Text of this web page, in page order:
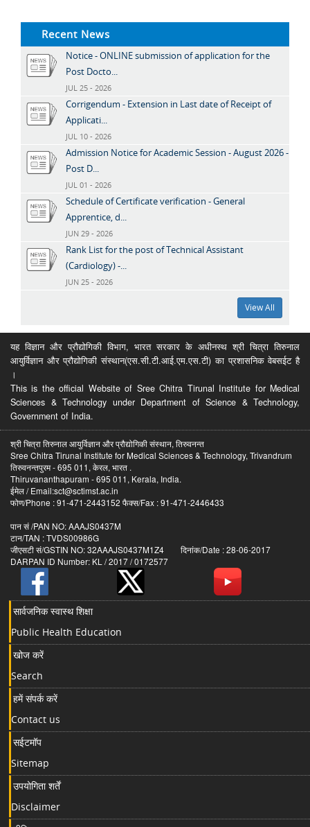
Recent News
Notice - ONLINE submission of application for the
Post Docto...
JUL 25 - 2026
Corrigendum - Extension in Last date of Receipt of
Applicati...
JUL 10 - 2026
Admission Notice for Academic Session - August 2026 -
Post D...
JUL 01 - 2026
Schedule of Certificate verification - General
Apprentice, d...
JUN 29 - 2026
Rank List for the post of Technical Assistant
(Cardiology) -...
JUN 25 - 2026
View All
यह विज्ञान और प्रौद्योगिकी विभाग, भारत सरकार के अधीनस्थ श्री चित्रा तिरुनाल
आयुर्विज्ञान और प्रौद्योगिकी संस्थान(एस.सी.टी.आई.एम.एस.टी) का प्रशासनिक वेबसईट है
।
This is the official Website of Sree Chitra Tirunal Institute for Medical
Sciences & Technology under Department of Science & Technology,
Government of India.
श्री चित्रा तिरुनाल आयुर्विज्ञान और प्रौद्योगिकी संस्थान, तिरुवनन्त
Sree Chitra Tirunal Institute for Medical Sciences & Technology, Trivandrum
तिरुवनन्तपुरम - 695 011, केरल, भारत .
Thiruvananthapuram - 695 011, Kerala, India.
ईमेल / Email:sct@sctimst.ac.in
फोण/Phone : 91-471-2443152 फैक्स/Fax : 91-471-2446433
पान सं /PAN NO: AAAJS0437M
टान/TAN : TVDS00986G
जीएसटी सं/GSTIN NO: 32AAAJS0437M1Z4 दिनांक/Date : 28-06-2017
DARPAN ID Number: KL / 2017 / 0172577
सार्वजनिक स्वास्थ शिक्षा
Public Health Education
खोज करें
Search
हमें संपर्क करें
Contact us
सईटमॉप
Sitemap
उपयोगिता शर्तें
Disclaimer